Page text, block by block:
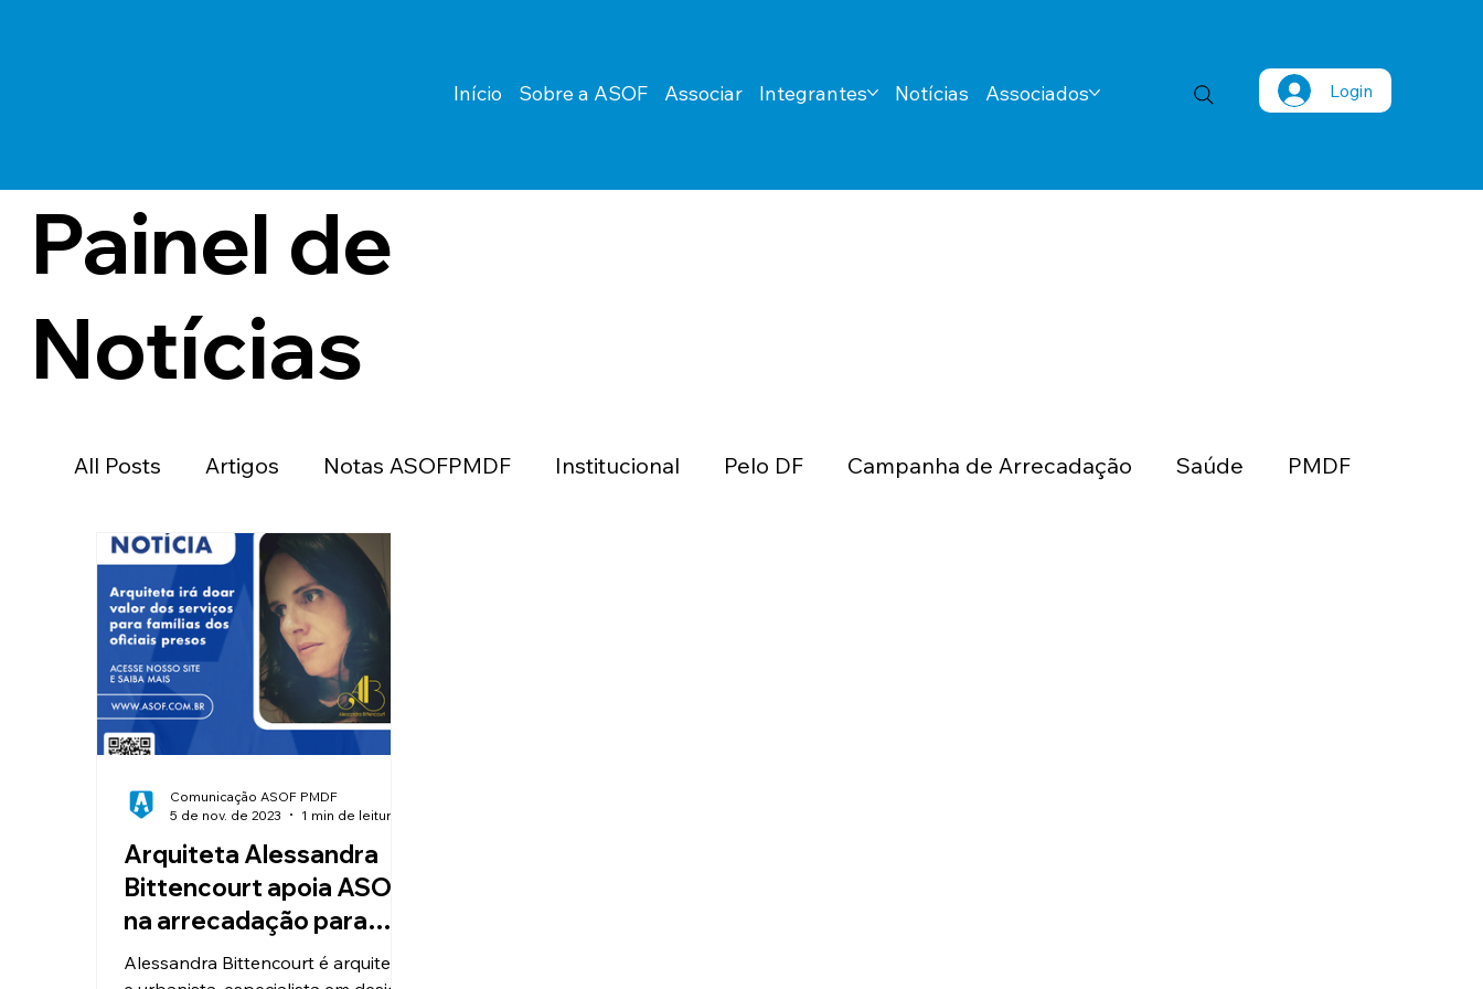
Início Sobre a ASOF Associar Integrantes Notícias Associados Login
Painel de
Notícias
All Posts Artigos Notas ASOFPMDF Institucional Pelo DF Campanha de Arrecadação Saúde PMDF
Clube de Vantagens
Valorização e Reconhecimento
Reajuste Salarial Convênios
Arquiteta Alessandra
Bittencourt apoia ASOF
na arrecadação para
famílias de oficiais
Alessandra Bittencourt é arquiteta
Comunicação ASOF PMDF
5 de nov. de 2023
1 min de leitura